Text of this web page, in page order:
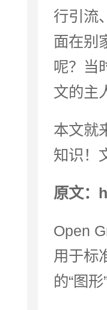
行引流
面在别
呢？当
文的主
本文就
知识！
原文：
Open
用于标
的“图